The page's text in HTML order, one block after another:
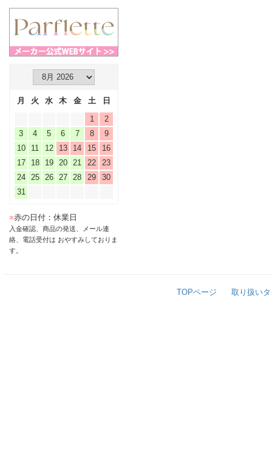
月 火 水 木 金 土
日
1
2
3
4 5 6 7 8
9
10
11 12 13 14 15
16
17
18 19 20 21 22
23
24
25 26 27 28 29
30
31
■赤の日付：休業日
入金確認、商品の発送、メール連
絡、電話受付は おやすみしておりま
す。
TOPページ 取り扱い